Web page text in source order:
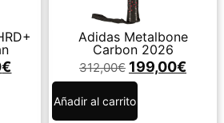
€
Adidas Metalbone
Carbon 2026
312,00€ 199,00€
Añadir al carrito